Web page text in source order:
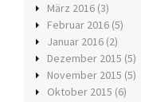
März 2016 (3)
Februar 2016 (5)
Januar 2016 (2)
Dezember 2015 (5)
November 2015 (5)
Oktober 2015 (6)